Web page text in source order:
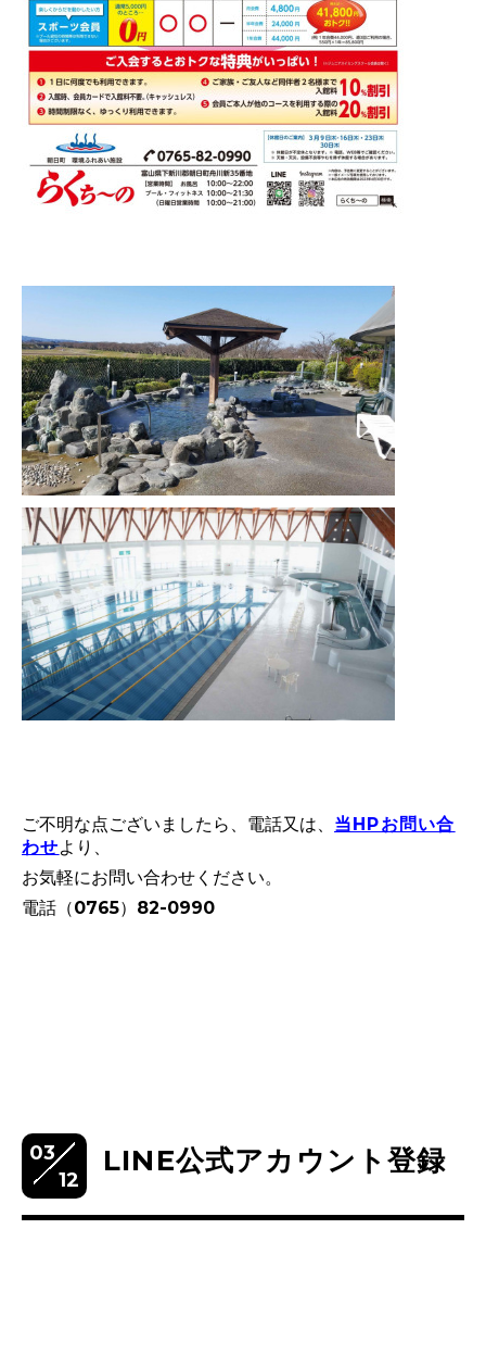
ご不明な点ございましたら、電話又は、 当HPお問い合
わせより、
お気軽にお問い合わせください。
電話（0765）82-0990
03
12
LINE公式アカウント登録